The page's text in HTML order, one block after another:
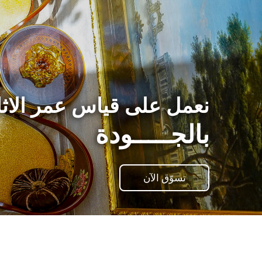
نعمل على قياس عمر
بالجـــــودة
تسوّق الآن